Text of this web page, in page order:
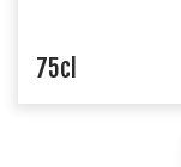
75cl